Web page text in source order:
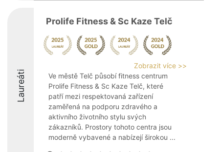
Laureáti
Prolife Fitness & Sc Kaze Telč
Zobrazit více >>
Ve městě Telč působí fitness centrum
Prolife Fitness & Sc Kaze Telč, které
patří mezi respektovaná zařízení
zaměřená na podporu zdravého a
aktivního životního stylu svých
zákazníků. Prostory tohoto centra jsou
moderně vybavené a nabízejí širokou ...